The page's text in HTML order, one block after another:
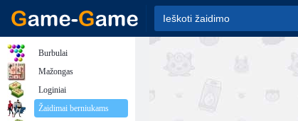
Burbulai
Mažongas
Loginiai
Žaidimai berniukams